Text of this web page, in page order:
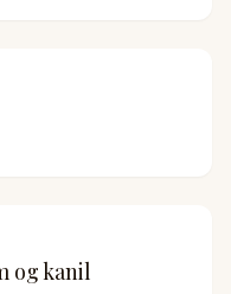
og kanil